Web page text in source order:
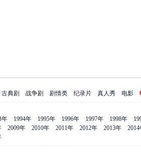
古典剧 战争剧 剧情类 纪录片 真人秀 电影
年 1994年 1995年 1996年 1997年 1998年
2009年 2010年 2011年 2012年 2013年 2014